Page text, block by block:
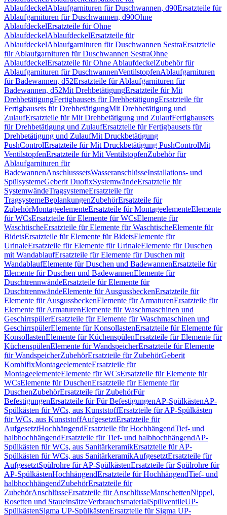
AblaufdeckelAblaufgarnituren für Duschwannen, d90Ersatzteile für
Ablaufgarnituren für Duschwannen, d90Ohne
AblaufdeckelErsatzteile für Ohne
AblaufdeckelAblaufdeckelErsatzteile für
AblaufdeckelAblaufgarnituren für Duschwannen SestraErsatzteile
für Ablaufgarnituren für Duschwannen SestraOhne
AblaufdeckelErsatzteile für Ohne AblaufdeckelZubehör für
Ablaufgarnituren für DuschwannenVentilstopfenAblaufgarnituren
für Badewannen, d52Ersatzteile für Ablaufgarnituren für
Badewannen, d52Mit DrehbetätigungErsatzteile für Mit
DrehbetätigungFertigbausets für DrehbetätigungErsatzteile für
Fertigbausets für DrehbetätigungMit Drehbetätigung und
ZulaufErsatzteile für Mit Drehbetätigung und ZulaufFertigbausets
für Drehbetätigung und ZulaufErsatzteile für Fertigbausets für
Drehbetätigung und ZulaufMit Druckbetätigung
PushControlErsatzteile für Mit Druckbetätigung PushControlMit
VentilstopfenErsatzteile für Mit VentilstopfenZubehör für
Ablaufgarnituren für
BadewannenAnschlusssetsWasseranschlüsseInstallations- und
SpülsystemeGeberit DuofixSystemwändeErsatzteile für
SystemwändeTragsystemeErsatzteile für
TragsystemeBeplankungenZubehörErsatzteile für
ZubehörMontageelementeErsatzteile für MontageelementeElemente
für WCsErsatzteile für Elemente für WCsElemente für
WaschtischeErsatzteile für Elemente für WaschtischeElemente für
BidetsErsatzteile für Elemente für BidetsElemente für
UrinaleErsatzteile für Elemente für UrinaleElemente für Duschen
mit WandablaufErsatzteile für Elemente für Duschen mit
WandablaufElemente für Duschen und BadewannenErsatzteile für
Elemente für Duschen und BadewannenElemente für
DuschtrennwändeErsatzteile für Elemente für
DuschtrennwändeElemente für AusgussbeckenErsatzteile für
Elemente für AusgussbeckenElemente für ArmaturenErsatzteile für
Elemente für ArmaturenElemente für Waschmaschinen und
GeschirrspülerErsatzteile für Elemente für Waschmaschinen und
GeschirrspülerElemente für KonsollastenErsatzteile für Elemente für
KonsollastenElemente für KüchenspülenErsatzteile für Elemente für
KüchenspülenElemente für WandspeicherErsatzteile für Elemente
für WandspeicherZubehörErsatzteile für ZubehörGeberit
KombifixMontageelementeErsatzteile für
MontageelementeElemente für WCsErsatzteile für Elemente für
WCsElemente für DuschenErsatzteile für Elemente für
DuschenZubehörErsatzteile für ZubehörFür
BefestigungenErsatzteile für Für BefestigungenAP-SpülkästenAP-
Spülkästen für WCs, aus KunststoffErsatzteile für AP-Spülkästen
für WCs, aus KunststoffAufgesetztErsatzteile für
AufgesetztHochhängendErsatzteile für HochhängendTief- und
halbhochhängendErsatzteile für Tief- und halbhochhängendAP-
Spülkästen für WCs, aus SanitärkeramikErsatzteile für AP-
Spülkästen für WCs, aus SanitärkeramikAufgesetztErsatzteile für
AufgesetztSpülrohre für AP-SpülkästenErsatzteile für Spülrohre für
AP-SpülkästenHochhängendErsatzteile für HochhängendTief- und
halbhochhängendZubehörErsatzteile für
ZubehörAnschlüsseErsatzteile für AnschlüsseManschettenNippel,
Rosetten und StaueinsätzeVerbrauchsmaterialSpülventileUP-
SpülkästenSigma UP-SpülkästenErsatzteile für Sigma UP-